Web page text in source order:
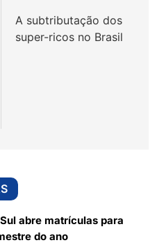
A subtributação dos
super-ricos no Brasil
abre matrículas para
do ano